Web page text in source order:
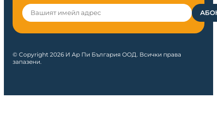
© Copyright 2026 И Ар Пи България ООД. Всички права
запазени.